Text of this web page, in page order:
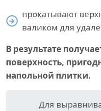
прокатывают
валиком для
В результате
поверхность,
напольной плитки.
Для